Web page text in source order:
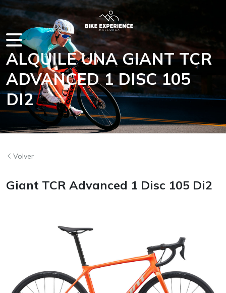
ALQUILE UNA GIANT TCR
ADVANCED 1 DISC 105
DI2EN MALLORCA
Volver
Giant TCR Advanced 1 Disc 105 Di2